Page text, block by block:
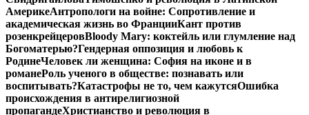
АмерикеАнтропологи на войне: Сопротивление и
академическая жизнь во ФранцииКант против
розенкрейцеровBloody Mary: коктейль или глумление над
Богоматерью?Гендерная оппозиция и любовь к
РодинеЧеловек ли женщина: София на иконе и в
романеРоль ученого в обществе: познавать или
воспитывать?Катастрофы не то, чем кажутсяОшибка
происхождения в антирелигиозной
пропагандеХристианство и революция в